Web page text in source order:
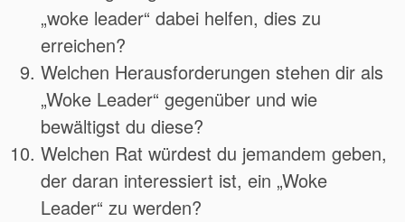
„woke leader“ dabei helfen, dies zu
erreichen?
Welchen Herausforderungen stehen dir als
„Woke Leader“ gegenüber und wie
bewältigst du diese?
Welchen Rat würdest du jemandem geben,
der daran interessiert ist, ein „Woke
Leader“ zu werden?